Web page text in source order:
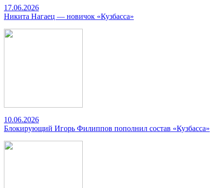
17.06.2026
Никита Нагаец — новичок «Кузбасса»
10.06.2026
Блокирующий Игорь Филиппов пополнил состав «Кузбасса»